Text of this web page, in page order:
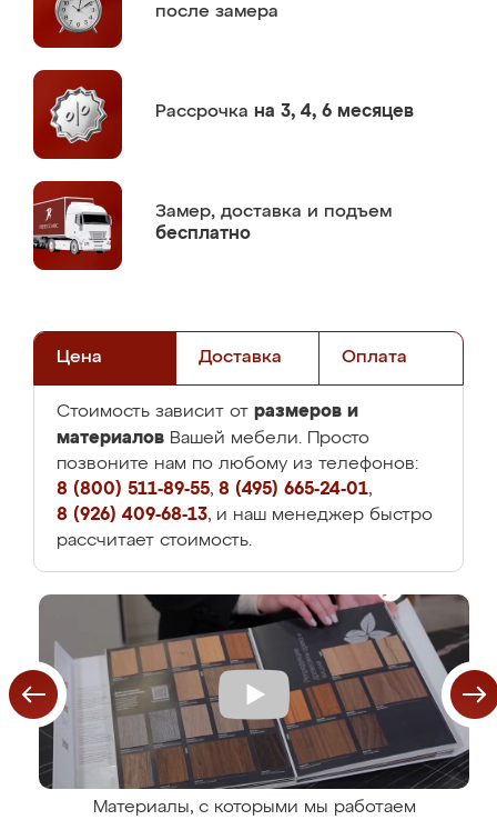
после замера
Рассрочка на 3, 4, 6 месяцев
Замер, доставка и подъем
бесплатно
Цена Доставка Оплата
Стоимость зависит от размеров и
материалов Вашей мебели. Просто
позвоните нам по любому из телефонов:
8 (800) 511-89-55, 8 (495) 665-24-01,
8 (926) 409-68-13, и наш менеджер быстро
рассчитает стоимость.
Материалы, с которыми мы работаем